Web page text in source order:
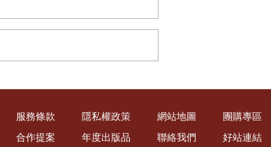
服務條款 隱私權政策 網站地圖 團購專區
合作提案 年度出版品 聯絡我們 好站連結